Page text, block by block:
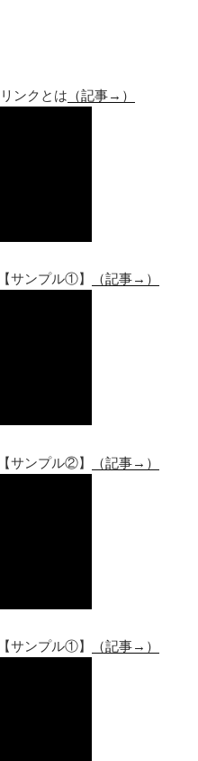
ンクとは （記事→）
サンプル①】 （記事→）
サンプル②】 （記事→）
サンプル①】 （記事→）